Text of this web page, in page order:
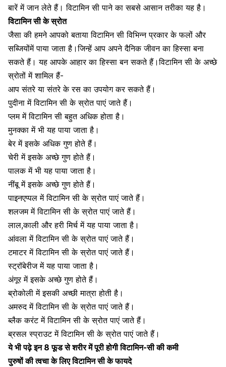
बारें में जान लेते हैं। विटामिन सी पाने का सबसे आसान तरीका यह है।
विटामिन सी के स्रोत
जैसा की हमने आपको बतायाविटामिन सी विभिन्न प्रकार के फलों और
सब्जियोंमें पाया जाता है।जिन्हें आप अपने दैनिक जीवन का हिस्सा बना
सकते हैं। यह आपके आहार का हिस्सा बन सकते हैं।विटामिन सी के अच्छे
स्रोतों में शामिल हैं-
आप संतरे या संतरे के रस का उपयोग कर सकते हैं।
पुदीना में विटामिन सी के स्रोत पाएं जाते हैं।
प्लम में विटामिन सी बहुत अधिक होता है।
मुनक्का में भी यह पाया जाता है।
बेर में इसके अधिक गुण होते हैं।
चेरी में इसके अच्छे गुण होते हैं।
पालक में भी यह पाया जाता है।
नींबू में इसके अच्छे गुण होते हैं।
पाइनएप्पल में विटामिन सी के स्रोत पाएं जाते हैं।
शलजम में विटामिन सी के स्रोत पाएं जाते हैं।
लाल,काली और हरी मिर्च में यह पाया जाता है।
आंवला में विटामिन सी के स्रोत पाएं जाते हैं।
टमाटर में विटामिन सी के स्रोत पाएं जाते हैं।
स्ट्रॉबेरीज में यह पाया जाता है।
अंगूर में इसके अच्छे गुण होते हैं।
ब्रोकोली में इसकी अच्छी मात्रा होती है।
अमरुद में विटामिन सी के स्रोत पाएं जाते हैं।
ब्लैक करंट में विटामिन सी के स्रोत पाएं जाते हैं।
ब्रसल स्प्राउट में विटामिन सी के स्रोत पाएं जाते हैं।
ये भी पढ़ेइन 8 फूड से शरीर में पूरी होगी विटामिन-सी की कमी
पुरुषों की त्वचा के लिए विटामिन सी के फायदे